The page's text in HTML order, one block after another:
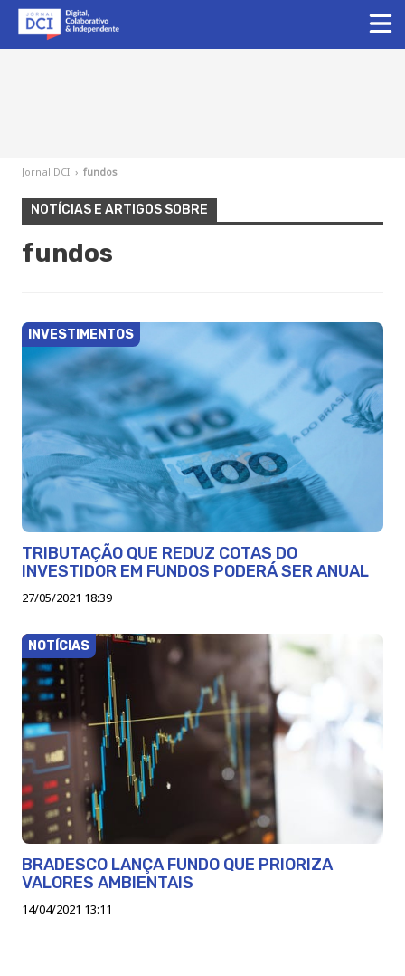
Jornal DCI › fundos
NOTÍCIAS E ARTIGOS SOBRE
fundos
INVESTIMENTOS
TRIBUTAÇÃO QUE REDUZ COTAS DO
INVESTIDOR EM FUNDOS PODERÁ SER ANUAL
27/05/2021 18:39
NOTÍCIAS
BRADESCO LANÇA FUNDO QUE PRIORIZA
VALORES AMBIENTAIS
14/04/2021 13:11